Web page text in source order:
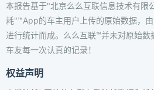
本报告基于"北京么么互联信息技术有限
耗"™App的车主用户上传的原始数据，
进行统计而成。么么互联™并未对原始数
车友每一次认真的记录！
权益声明